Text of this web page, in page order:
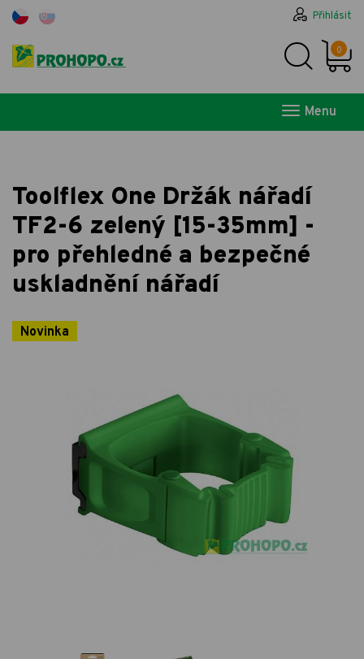
Přihlásit
0
Menu
Toolflex One Držák nářadí
TF2-6 zelený [15-35mm] -
pro přehledné a bezpečné
uskladnění nářadí
Novinka